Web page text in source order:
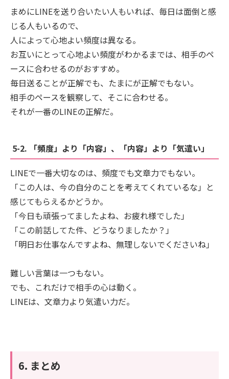
まめにLINEを送り合いたい人もいれば、毎日は面倒と感
じる人もいるので、
人によって心地よい頻度は異なる。
お互いにとって心地よい頻度がわかるまでは、相手のペ
ースに合わせるのがおすすめ。
毎日送ることが正解でも、たまにが正解でもない。
相手のペースを観察して、そこに合わせる。
それが一番のLINEの正解だ。
5-2. 「頻度」より「内容」、「内容」より「気遣い」
LINEで一番大切なのは、頻度でも文章力でもない。
「この人は、今の自分のことを考えてくれているな」と
感じてもらえるかどうか。
「今日も頑張ってましたよね、お疲れ様でした」
「この前話してた件、どうなりましたか？」
「明日お仕事なんですよね、無理しないでくださいね」
難しい言葉は一つもない。
でも、これだけで相手の心は動く。
LINEは、文章力より気遣い力だ。
6. まとめ